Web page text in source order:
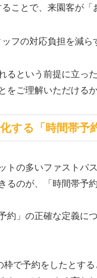
ことで、来園客が「
フの対応負担を減ら
るという前提に立っ
ご理解いただけるか
する「時間帯予
トの多いファストパ
のが、「時間帯予約
約」の正確な定義に
で予約をしたとす